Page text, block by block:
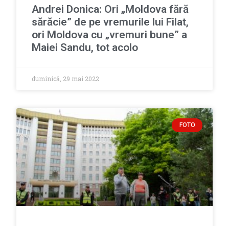
Andrei Donica: Ori „Moldova fără
sărăcie” de pe vremurile lui Filat,
ori Moldova cu „vremuri bune” a
Maiei Sandu, tot acolo
duminică, 29 mai 2022
FOTO